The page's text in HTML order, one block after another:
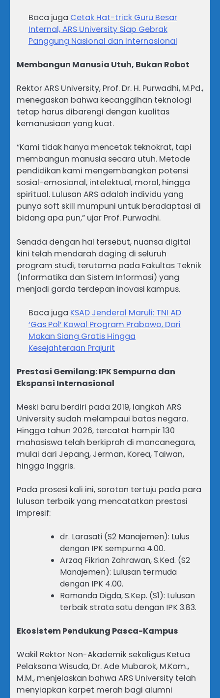
Baca juga Cetak Hat-trick Guru Besar
Internal, ARS University Siap Gebrak
Panggung Nasional dan Internasional
Membangun Manusia Utuh, Bukan Robot
Rektor ARS University, Prof. Dr. H. Purwadhi, M.Pd.,
menegaskan bahwa kecanggihan teknologi
tetap harus dibarengi dengan kualitas
kemanusiaan yang kuat.
“Kami tidak hanya mencetak teknokrat, tapi
membangun manusia secara utuh. Metode
pendidikan kami mengembangkan potensi
sosial-emosional, intelektual, moral, hingga
spiritual. Lulusan ARS adalah individu yang
punya soft skill mumpuni untuk beradaptasi di
bidang apa pun,” ujar Prof. Purwadhi.
Senada dengan hal tersebut, nuansa digital
kini telah mendarah daging di seluruh
program studi, terutama pada Fakultas Teknik
(Informatika dan Sistem Informasi) yang
menjadi garda terdepan inovasi kampus.
Baca juga KSAD Jenderal Maruli: TNI AD
‘Gas Pol’ Kawal Program Prabowo, Dari
Makan Siang Gratis Hingga
Kesejahteraan Prajurit
Prestasi Gemilang: IPK Sempurna dan
Ekspansi Internasional
Meski baru berdiri pada 2019, langkah ARS
University sudah melampaui batas negara.
Hingga tahun 2026, tercatat hampir 130
mahasiswa telah berkiprah di mancanegara,
mulai dari Jepang, Jerman, Korea, Taiwan,
hingga Inggris.
Pada prosesi kali ini, sorotan tertuju pada para
lulusan terbaik yang mencatatkan prestasi
impresif:
dr. Larasati (S2 Manajemen): Lulus
dengan IPK sempurna 4.00.
Arzaq Fikrian Zahrawan, S.Ked. (S2
Manajemen): Lulusan termuda
dengan IPK 4.00.
Ramanda Digda, S.Kep. (S1): Lulusan
terbaik strata satu dengan IPK 3.83.
Ekosistem Pendukung Pasca-Kampus
Wakil Rektor Non-Akademik sekaligus Ketua
Pelaksana Wisuda, Dr. Ade Mubarok, M.Kom.,
M.M., menjelaskan bahwa ARS University telah
menyiapkan karpet merah bagi alumni